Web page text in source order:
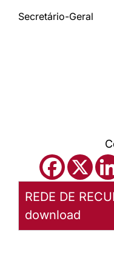
Secretário-Geral
REDE DE
download